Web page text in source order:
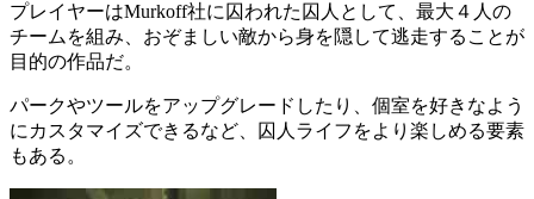
プレイヤーはMurkoff社に囚われた囚人として、最大４人の
チームを組み、 おぞましい敵から身を隠して逃走することが
目的の作品だ。
パークやツールをアップグレードしたり、個室を好きなよう
にカスタマイズできるなど、
囚人ライフ をより楽しめる要素
もある。